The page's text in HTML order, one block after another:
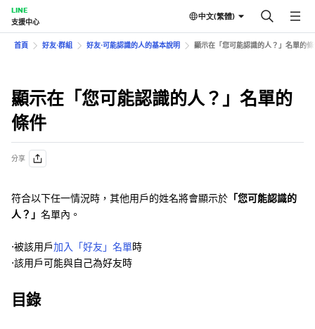
LINE
支援中心
中文(繁體)
首頁 好友⋅群組 好友⋅可能認識的人的基本說明 顯示在「您可能認識的人？」名單的
顯示在「您可能認識的人？」名單的
條件
分享
符合以下任一情況時，其他用戶的姓名將會顯示於 「您可能認識的
人？」 名單內。
⋅被該用戶加入「好友」名單時
⋅該用戶可能與自己為好友時
目錄